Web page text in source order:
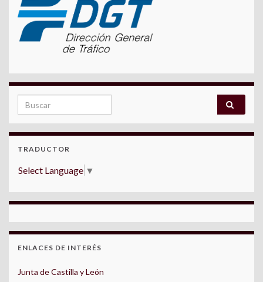
Search for:
TRADUCTOR
Select Language ▼
ENLACES DE INTERÉS
Junta de Castilla y León